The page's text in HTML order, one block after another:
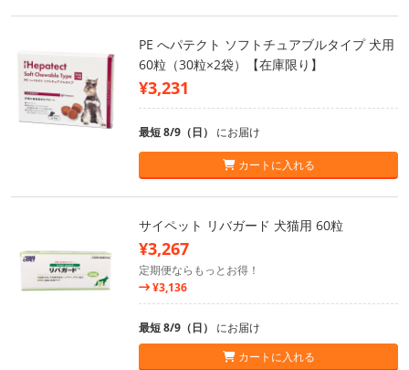
PE へパテクト ソフトチュアブルタイプ 犬用
60粒（30粒×2袋）【在庫限り】
¥3,231
最短 8/9（日） にお届け
カートに入れる
サイペット リバガード 犬猫用 60粒
¥3,267
定期便ならもっとお得！
¥3,136
最短 8/9（日） にお届け
カートに入れる